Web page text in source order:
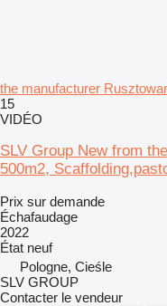
the manufacturer
15
VIDÉO
SLV Group New from
500m2,
Prix sur demande
Échafaudage
2022
État neuf
Pologne, Cieśle
SLV GROUP
Contacter le vendeur